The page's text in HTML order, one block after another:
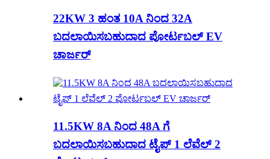
22KW 3 ಹಂತ 10A ನಿಂದ 32A
ಬದಲಾಯಿಸಬಹುದಾದ ಪೋರ್ಟಬಲ್ EV
ಚಾರ್ಜರ್
11.5KW 8A ನಿಂದ 48A ಗೆ
ಬದಲಾಯಿಸಬಹುದಾದ ಟೈಪ್ 1 ಲೆವೆಲ್ 2